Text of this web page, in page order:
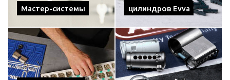
Мастер-системы
цилиндров Evva